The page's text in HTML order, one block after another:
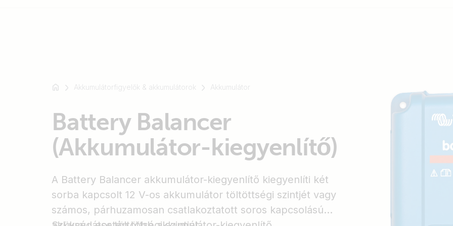
Akkumulátorfigyelők & akkumulátorok Akkumulátor
Battery Balancer
(Akkumulátor-kiegyenlítő)
A Battery Balancer akkumulátor-kiegyenlítő kiegyenlíti két
sorba kapcsolt 12 V-os akkumulátor töltöttségi szintjét vagy
számos, párhuzamosan csatlakoztatott soros kapcsolású